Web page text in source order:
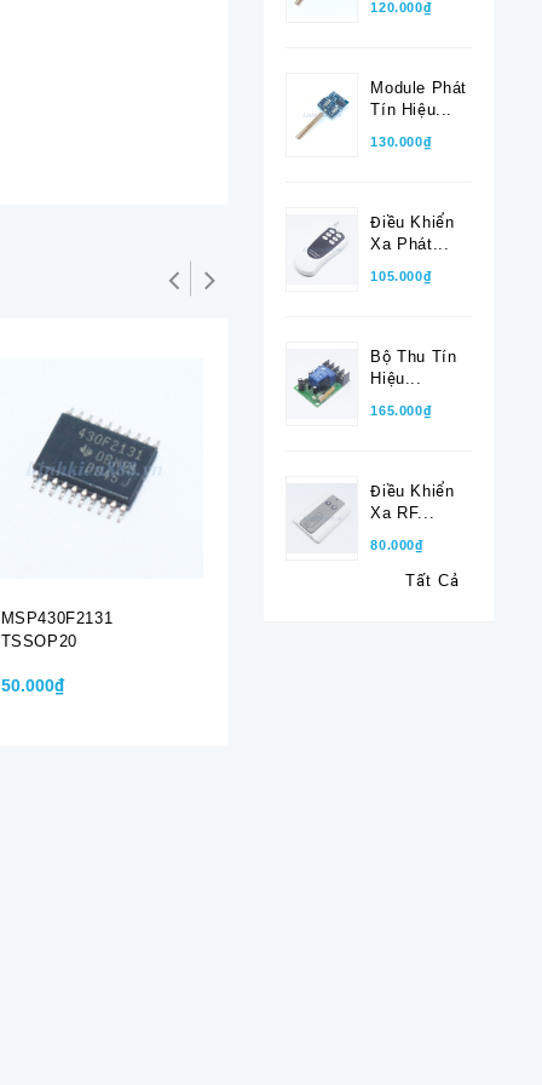
MSP430F2131
TSSOP20
50.000₫
120.000₫
Module Phát
Tín Hiệu...
130.000₫
Điều Khiển
Xa Phát...
105.000₫
Bộ Thu Tín
Hiệu...
165.000₫
Điều Khiển
Xa RF...
80.000₫
Tất Cả